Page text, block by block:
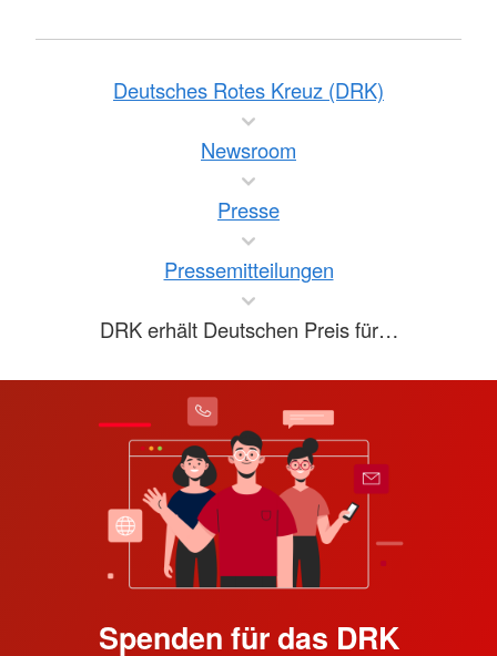
Deutsches Rotes Kreuz (DRK)
Newsroom
Presse
Pressemitteilungen
DRK erhält Deutschen Preis für…
Spenden für das DRK